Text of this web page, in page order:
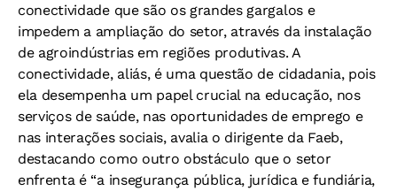
conectividade que são os grandes gargalos e
impedem a ampliação do setor, através da instalação
de agroindústrias em regiões produtivas. A
conectividade, aliás, é uma questão de cidadania, pois
ela desempenha um papel crucial na educação, nos
serviços de saúde, nas oportunidades de emprego e
nas interações sociais, avalia o dirigente da Faeb,
destacando como outro obstáculo que o setor
enfrenta é “a insegurança pública, jurídica e fundiária,